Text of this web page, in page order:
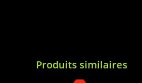
Produits similaires